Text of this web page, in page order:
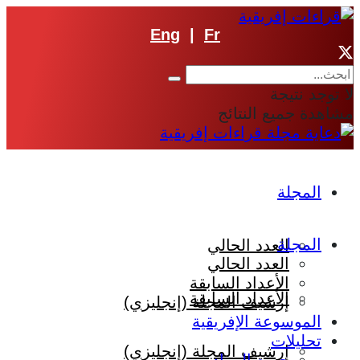
Eng Fr
لا توجد نتيجة
مشاهدة جميع النتائج
المجلة
العدد الحالي
الأعداد السابقة
إرشيف المجلة (إنجليزي)
المجلة
العدد الحالي
الأعداد السابقة
إرشيف المجلة (إنجليزي)
الموسوعة الإفريقية
تحليلات